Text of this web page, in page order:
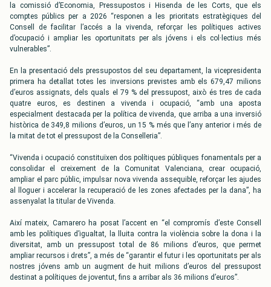
la comissió d’Economia, Pressupostos i Hisenda de les Corts, que els
comptes públics per a 2026 “responen a les prioritats estratègiques del
Consell de facilitar l’accés a la vivenda, reforçar les polítiques actives
d’ocupació i ampliar les oportunitats per als jóvens i els col·lectius més
vulnerables”.
En la presentació dels pressupostos del seu departament, la vicepresidenta
primera ha detallat totes les inversions previstes amb els 679,47 milions
d’euros assignats, dels quals el 79 % del pressupost, això és tres de cada
quatre euros, es destinen a vivenda i ocupació, “amb una aposta
especialment destacada per la política de vivenda, que arriba a una inversió
històrica de 349,8 milions d’euros, un 15 % més que l’any anterior i més de
la mitat de tot el pressupost de la Conselleria”.
“Vivenda i ocupació constituïxen dos polítiques públiques fonamentals per a
consolidar el creixement de la Comunitat Valenciana, crear ocupació,
ampliar el parc públic, impulsar nova vivenda assequible, reforçar les ajudes
al lloguer i accelerar la recuperació de les zones afectades per la dana”, ha
assenyalat la titular de Vivenda.
Així mateix, Camarero ha posat l’accent en “el compromís d’este Consell
amb les polítiques d’igualtat, la lluita contra la violència sobre la dona i la
diversitat, amb un pressupost total de 86 milions d’euros, que permet
ampliar recursos i drets”, a més de “garantir el futur i les oportunitats per als
nostres jóvens amb un augment de huit milions d’euros del pressupost
destinat a polítiques de joventut, fins a arribar als 36 milions d’euros”.